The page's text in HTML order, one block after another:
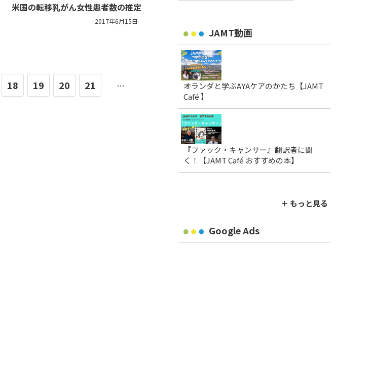
米国の転移乳がん女性患者数の推定
2017年6月15日
18 19 20 21 …
JAMT動画
オランダと学ぶAYAケアのかたち【JAMT
Café 】
『ファック・キャンサー』翻訳者に聞
く！【JAMT Café おすすめの本】
＋ もっと見る
Google Ads